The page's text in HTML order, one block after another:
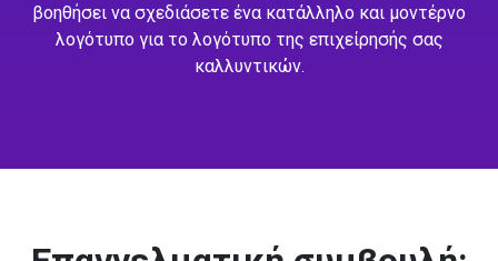
βοηθήσει να σχεδιάσετε ένα κατάλληλο και μοντέρνο
λογότυπο για το λογότυπο της επιχείρησής σας
καλλυντικών.